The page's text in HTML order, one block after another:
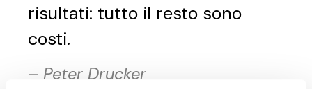
risultati: tutto il resto sono
costi.
– Peter Drucker